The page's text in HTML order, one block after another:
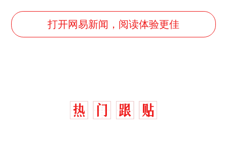
打开网易新闻，阅读体验更佳
热
那个在床头放菜刀的女孩，